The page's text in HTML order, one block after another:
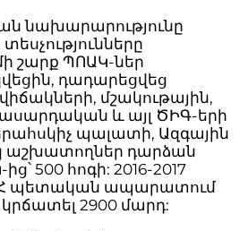
նախարարությունը
շարք ՊՈԱԿ-ներ
դադարեցվեց
մշակութային,
և այլ ԾԻԳ-երի
պալատի, Ազգային
աշխատողներ դարձան
500 հոգի: 2016-2017
պետական ապարատում
2900 մարդ: